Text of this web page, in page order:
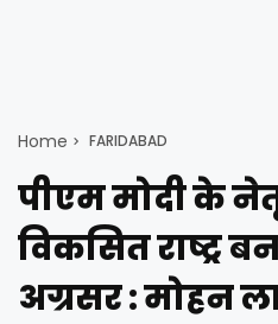
Home FARIDABAD
पीएम मोदी के
विकसित राष्ट्र
अग्रसर : मोहन